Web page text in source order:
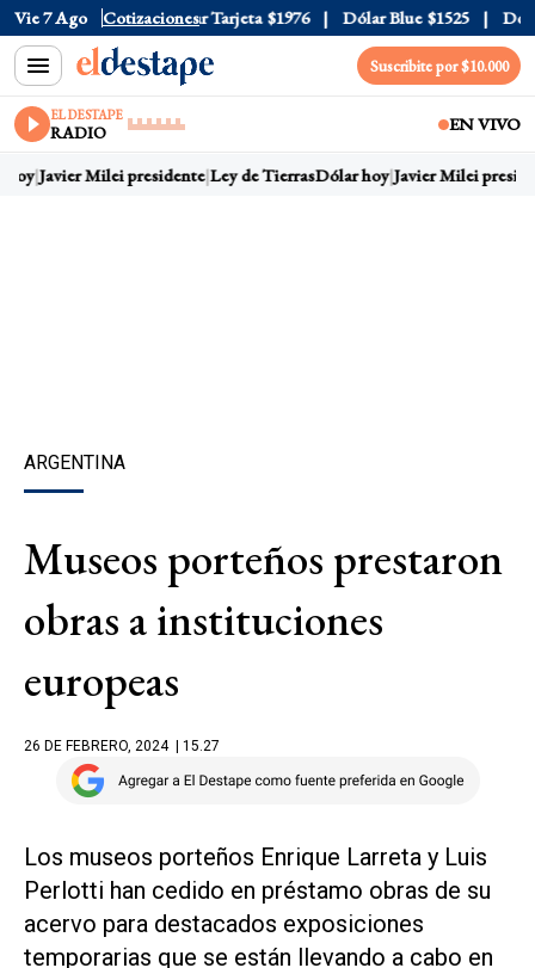
Vie 7 Ago Cotizaciones
Oficial $1520 Dólar Tarjeta $1976 Dólar Blue $1525 Dólar
Suscribite por $10.000
EL DESTAPE
RADIO EN VIVO
Javier Milei presidente Ley de TierrasDólar hoy Javier Milei
ARGENTINA
Museos porteños prestaron
obras a instituciones
europeas
26 DE FEBRERO, 2024 | 15.27
Los museos porteños Enrique Larreta y Luis
Perlotti han cedido en préstamo obras de su
acervo para destacados exposiciones
temporarias que se están llevando a cabo en